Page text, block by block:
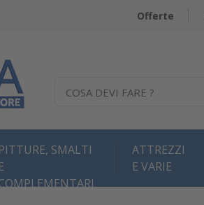
Offerte
COSA DEVI FARE ?
PITTURE, SMALTI
E
ATTREZZI
E VARIE